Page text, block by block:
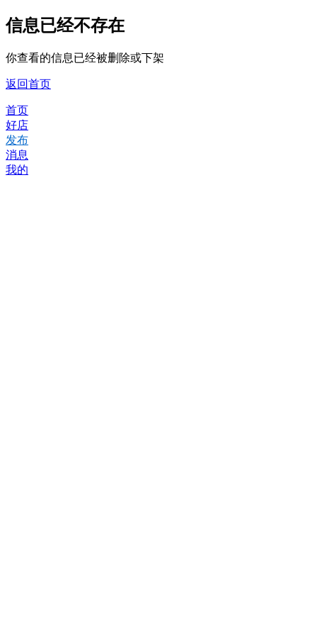
信息已经不存在
你查看的信息已经被删除或下架
返回首页
首页
好店
发布
消息
我的